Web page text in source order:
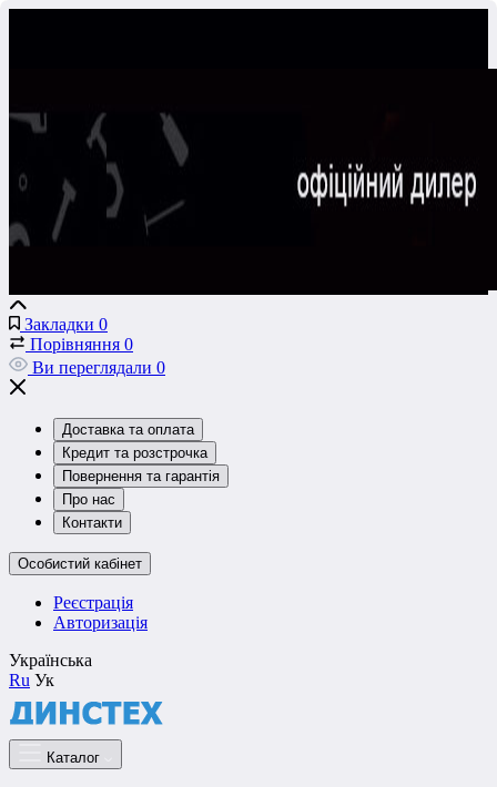
Закладки 0
Порівняння 0
Ви переглядали 0
Доставка та оплата
Кредит та розстрочка
Повернення та гарантія
Про нас
Контакти
Особистий кабінет
Реєстрація
Авторизація
Українська
Ru Ук
Каталог